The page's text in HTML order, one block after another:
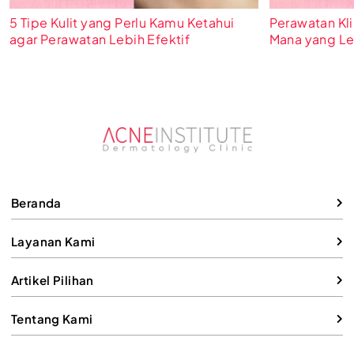
5 Tipe Kulit yang Perlu Kamu Ketahui
agar Perawatan Lebih Efektif
Perawatan
Mana yang
Beranda
Layanan Kami
Artikel Pilihan
Tentang Kami